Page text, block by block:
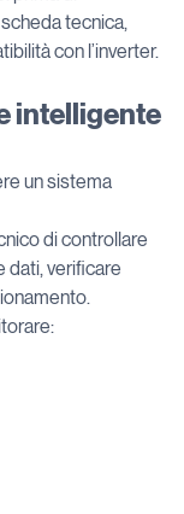
tecnica,
con l’inverter.
intelligente
un sistema
di controllare
dati, verificare